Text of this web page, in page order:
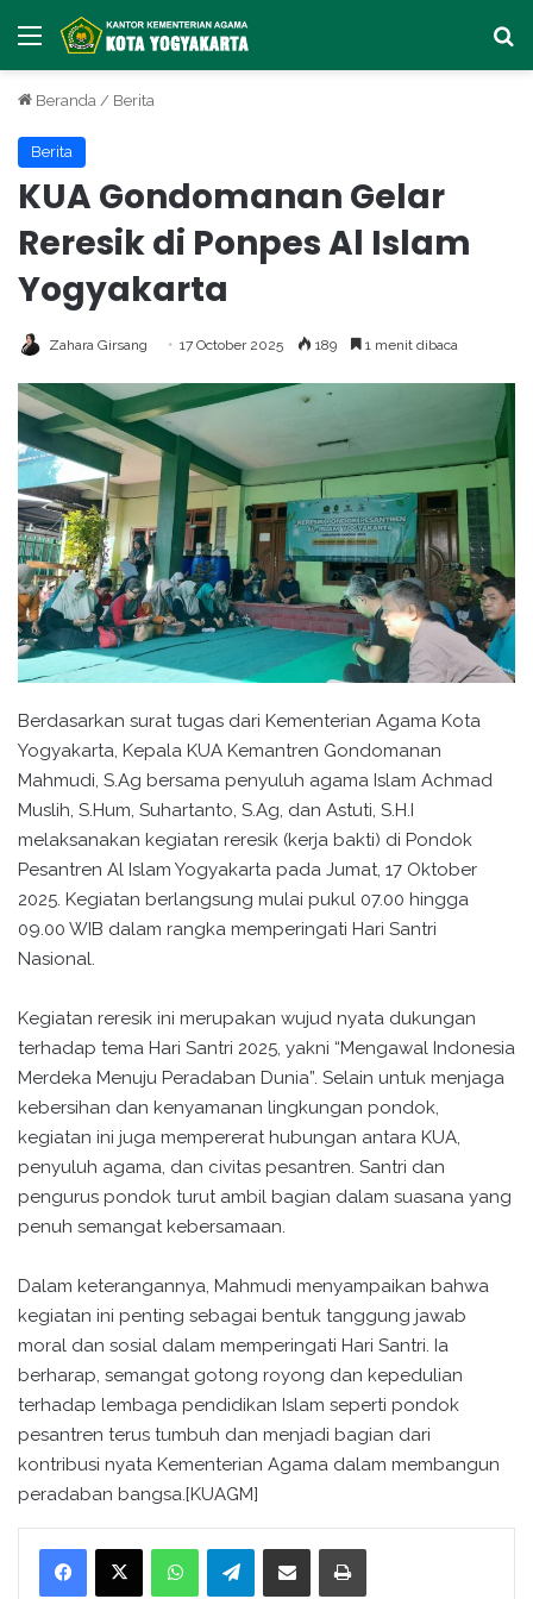
Menu
Beranda / Berita
Berita
KUA Gondomanan Gelar
Reresik di Ponpes Al Islam
Yogyakarta
Zahara Girsang 17 October 2025 189 1 menit dibaca
Berdasarkan surat tugas dari Kementerian Agama Kota
Yogyakarta, Kepala KUA Kemantren Gondomanan
Mahmudi, S.Ag bersama penyuluh agama Islam Achmad
Muslih, S.Hum, Suhartanto, S.Ag, dan Astuti, S.H.I
melaksanakan kegiatan reresik (kerja bakti) di Pondok
Pesantren Al Islam Yogyakarta pada Jumat, 17 Oktober
2025. Kegiatan berlangsung mulai pukul 07.00 hingga
09.00 WIB dalam rangka memperingati Hari Santri
Nasional.
Kegiatan reresik ini merupakan wujud nyata dukungan
terhadap tema Hari Santri 2025, yakni “Mengawal Indonesia
Merdeka Menuju Peradaban Dunia”. Selain untuk menjaga
kebersihan dan kenyamanan lingkungan pondok,
kegiatan ini juga mempererat hubungan antara KUA,
penyuluh agama, dan civitas pesantren. Santri dan
pengurus pondok turut ambil bagian dalam suasana yang
penuh semangat kebersamaan.
Dalam keterangannya, Mahmudi menyampaikan bahwa
kegiatan ini penting sebagai bentuk tanggung jawab
moral dan sosial dalam memperingati Hari Santri. Ia
berharap, semangat gotong royong dan kepedulian
terhadap lembaga pendidikan Islam seperti pondok
pesantren terus tumbuh dan menjadi bagian dari
kontribusi nyata Kementerian Agama dalam membangun
peradaban bangsa.[KUAGM]
WhatsApp Telegram